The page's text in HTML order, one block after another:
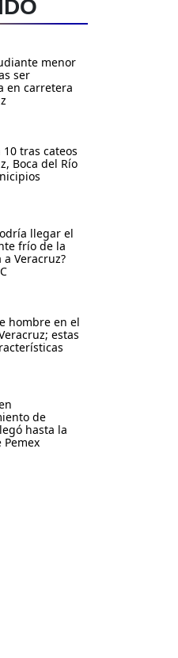
menor
ser
en carretera
tras cateos
Boca del Río
llegar el
frío de la
Veracruz?
hombre en el
estas
de
hasta la